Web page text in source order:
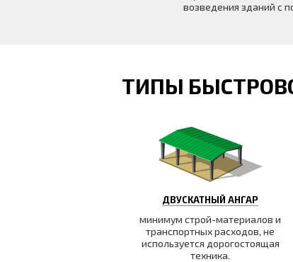
возведения зданий с
ТИПЫ
ДВУСКАТНЫЙ АНГАР
минимум строй-материалов и
транспортных расходов, не
используется дорогостоящая
техника.